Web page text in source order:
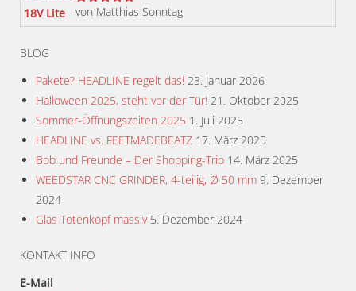
Bewertet
mit5von 5
von Matthias Sonntag
BLOG
Pakete? HEADLINE regelt das! 23. Januar 2026
Halloween 2025, steht vor der Tür! 21. Oktober 2025
Sommer-Öffnungszeiten 2025 1. Juli 2025
HEADLINE vs. FEETMADEBEATZ 17. März 2025
Bob und Freunde – Der Shopping-Trip 14. März 2025
WEEDSTAR CNC GRINDER, 4-teilig, Ø 50 mm 9. Dezember
2024
Glas Totenkopf massiv 5. Dezember 2024
KONTAKT INFO
E-Mail